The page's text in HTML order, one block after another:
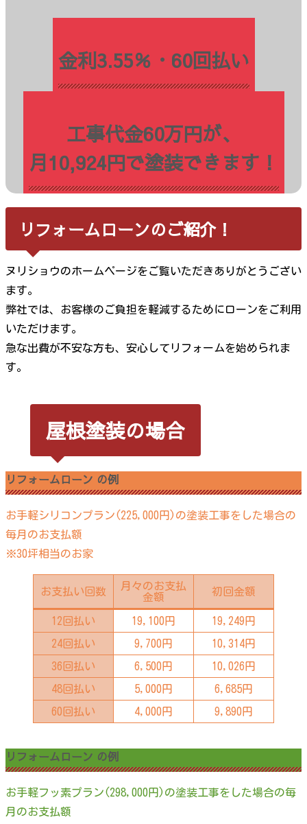
金利3.55％・60回払い
工事代金60万円が、
月10,924円で塗装できます！
リフォームローンのご紹介！
ヌリショウのホームページをご覧いただきありがとうござい
ます。
弊社では、お客様のご負担を軽減するためにローンをご利用
いただけます。
急な出費が不安な方も、安心してリフォームを始められま
す。
屋根塗装の場合
リフォームローン の例
お手軽シリコンプラン(225,000円)の塗装工事をした場合の
毎月のお支払額
※30坪相当のお家
お支払い回数
月々のお支払
金額
初回金額
12回払い 19,100円 19,249円
24回払い 9,700円 10,314円
36回払い 6,500円 10,026円
48回払い 5,000円 6,685円
60回払い 4,000円 9,890円
リフォームローン の例
お手軽フッ素プラン(298,000円)の塗装工事をした場合の毎
月のお支払額